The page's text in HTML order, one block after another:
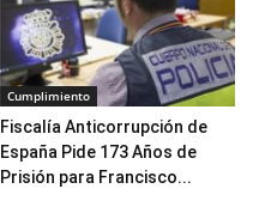
Cumplimiento
Fiscalía Anticorrupción de
España Pide 173 Años de
Prisión para Francisco...